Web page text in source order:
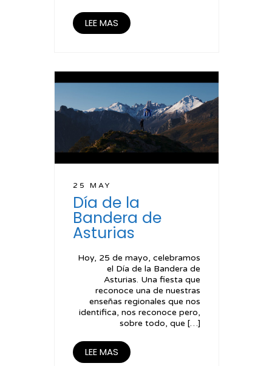
LEE MAS
25 MAY
Día de la
Bandera de
Asturias
Hoy, 25 de mayo, celebramos
el Día de la Bandera de
Asturias. Una fiesta que
reconoce una de nuestras
enseñas regionales que nos
identifica, nos reconoce pero,
sobre todo, que […]
LEE MAS